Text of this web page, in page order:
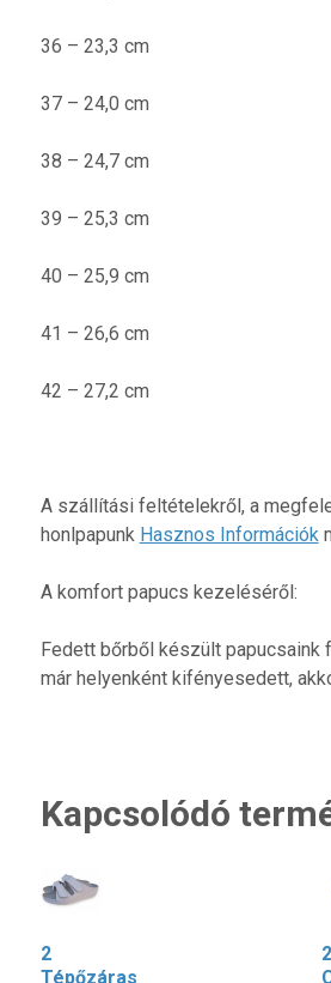
36 – 23,3 cm
37 – 24,0 cm
38 – 24,7 cm
39 – 25,3 cm
40 – 25,9 cm
41 – 26,6 cm
42 – 27,2 cm
A szállítási feltételekről, a
honlpapunk Hasznos Információk
A komfort papucs kezeléséről:
Fedett bőrből készült papucsaink
már helyenként kifényesedett,
Kapcsolódó
2
Tépőzáras
2